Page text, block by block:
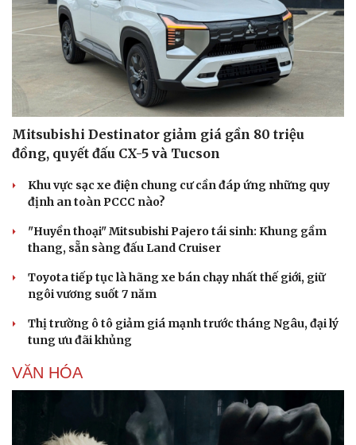
Di sản
Mitsubishi Destinator giảm giá gần 80 triệu
đồng, quyết đấu CX-5 và Tucson
Khu vực sạc xe điện chung cư cần đáp ứng những quy
định an toàn PCCC nào?
"Huyền thoại" Mitsubishi Pajero tái sinh: Khung gầm
thang, sẵn sàng đấu Land Cruiser
Toyota tiếp tục là hãng xe bán chạy nhất thế giới, giữ
ngôi vương suốt 7 năm
Thị trường ô tô giảm giá mạnh trước tháng Ngâu, đại lý
tung ưu đãi khủng
VĂN HÓA